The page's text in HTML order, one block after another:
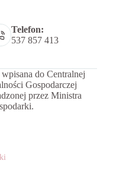
Telefon:
537 857 413
do Centralnej
Gospodarczej
przez Ministra